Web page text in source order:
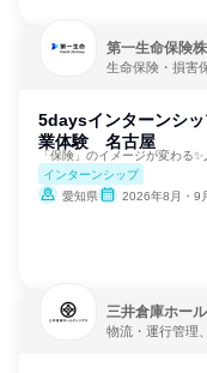
第一生命保険
生命保険・損害
5daysインターンシ
業体験 名古屋
インターンシップ
愛知県
2026年8月・9
三井倉庫ホー
物流・運行管理